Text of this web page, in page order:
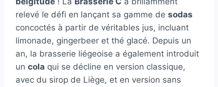
relevé le défi en lançant sa gamme de sodas
concoctés à partir de véritables jus, incluant
limonade, gingerbeer et thé glacé. Depuis un
an, la brasserie liégeoise a également introduit
un cola qui se décline en version classique,
avec du sirop de Liège, et en version sans